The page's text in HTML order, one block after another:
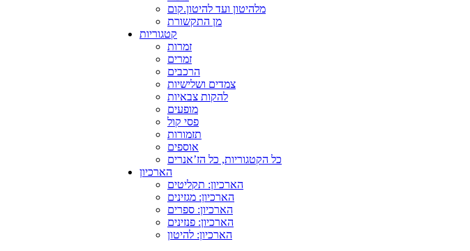
מלהיטון ועד להיטון.קום
מן התקשורת
קטגוריות
זמרות
זמרים
הרכבים
צמדים ושלישיות
להקות צבאיות
מופעים
פסי קול
תזמורות
אוספים
כל הקטגוריות, כל הז’אנרים
הארכיון
הארכיון: תקליטים
הארכיון: מגזינים
הארכיון: ספרים
הארכיון: פנזינים
הארכיון: להיטון